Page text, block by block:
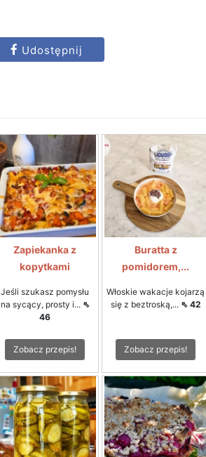
Udostępnij
Zapiekanka z
kopytkami
Jeśli szukasz pomysłu
na sycący, prosty i... ⇖
46
Zobacz przepis!
Buratta z
pomidorem,...
Włoskie wakacje kojarzą
się z beztroską,... ⇖ 42
Zobacz przepis!